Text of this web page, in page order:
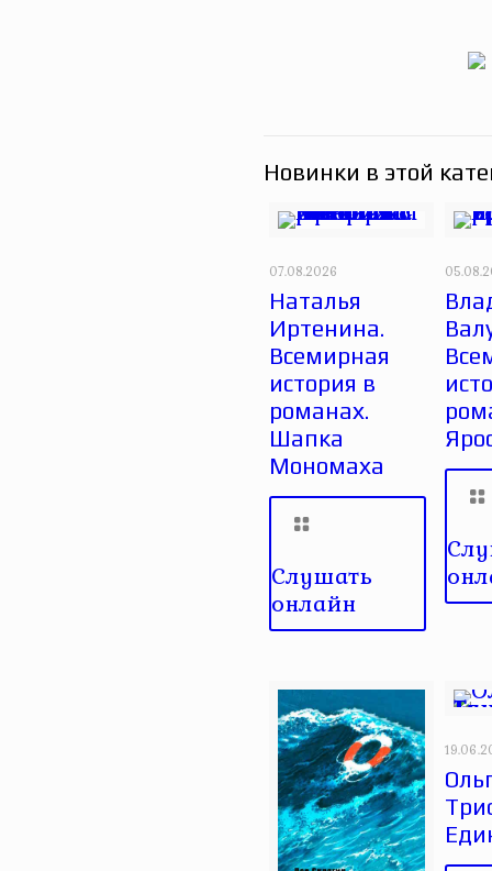
Новинки в этой
07.08.2026
Наталья
Иртенина.
Всемирная
история в
романах.
Шапка
Мономаха
Слушать
онлайн